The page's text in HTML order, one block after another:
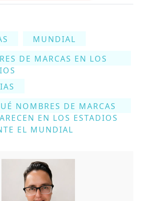
MUNDIAL
DE MARCAS EN LOS
NOMBRES DE MARCAS
EN LOS ESTADIOS
EL MUNDIAL